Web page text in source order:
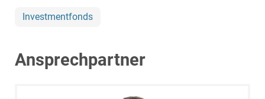
Investmentfonds
Ansprechpartner